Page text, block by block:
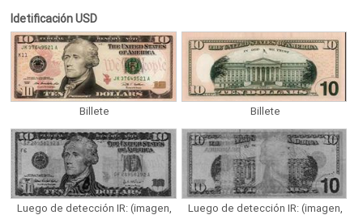
Idetificación USD
Billete Billete
Luego de detección IR: (imagen,
Luego de detección IR: (imagen,